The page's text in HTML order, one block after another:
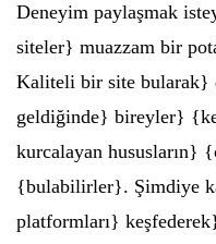
Deneyim paylaşmak
siteler} muazzam bir
Kaliteli bir site bularak}
geldiğinde} bireyler}
kurcalayan hususların}
{bulabilirler}. Şimdiye
platformları}